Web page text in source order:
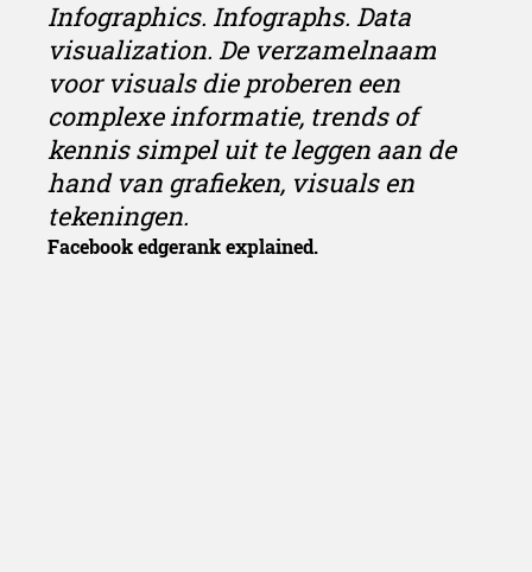
Infographics. Infographs. Data
visualization. De verzamelnaam
voor visuals die proberen een
complexe informatie, trends of
kennis simpel uit te leggen aan de
hand van grafieken, visuals en
tekeningen.
Facebook edgerank explained.